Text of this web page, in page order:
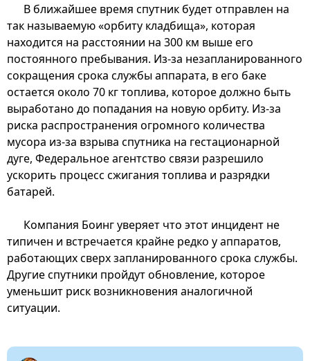
В ближайшее время спутник будет отправлен на
так называемую «орбиту кладбища», которая
находится на расстоянии на 300 км выше его
постоянного пребывания. Из-за незапланированного
сокращения срока службы аппарата, в его баке
остается около 70 кг топлива, которое должно быть
выработано до попадания на новую орбиту. Из-за
риска распространения огромного количества
мусора из-за взрыва спутника на гестационарной
дуге, Федеральное агентство связи разрешило
ускорить процесс сжигания топлива и разрядки
батарей.
Компания Боинг уверяет что этот инцидент не
типичен и встречается крайне редко у аппаратов,
работающих сверх запланированного срока службы.
Другие спутники пройдут обновление, которое
уменьшит риск возникновения аналогичной
ситуации.